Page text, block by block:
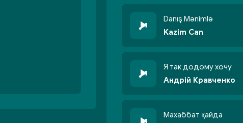
Danış Mənimlə
Kazim Can
Я так додому хочу
Андрій Кравченко
Махаббат қайда